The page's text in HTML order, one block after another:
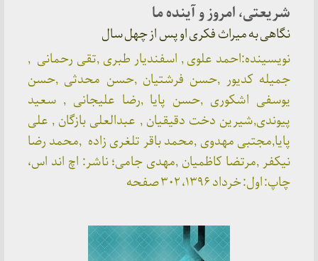
شریعتی، امروز و آینده ما
نگاهی به میراث فکری او پس از چهل سال
نویسینده:احمد علوی , اسفندیار طبری ,تقی رحمانی ,
جمیله کدیور ,حسن فرشتیان ,حسن محدثی ,حسن
یوسفی اشکوری ,حسن پایا ,رضا علیجانی , سعید
پیوندی,شیرین دخت دقیقیان , عبدالعلی بازگان , علی
پایا,مجتبی مهدوی ,محمد باقر تلغری زاده ,محمد رضا
نیکفر ,مرتضا کاظمیان ,مهدی جامی؛ ناشر: اچ اند اس،
چاپ: اول: خرداد ۱۳۹۶،
۳۰۲ صفحه